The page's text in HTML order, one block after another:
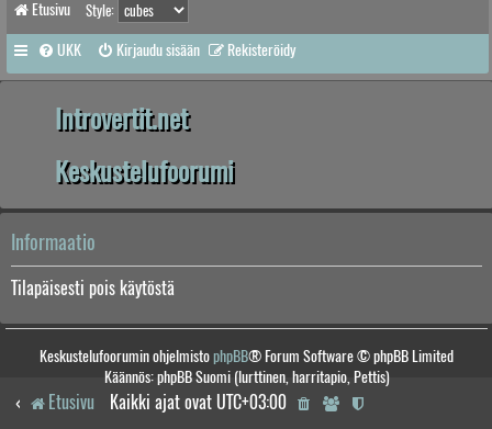
Etusivu Style:
UKK Kirjaudu sisään Rekisteröidy
Introvertit.net
Keskustelufoorumi
Informaatio
Tilapäisesti pois käytöstä
Keskustelufoorumin ohjelmistophpBB® Forum Software © phpBB Limited
Käännös: phpBB Suomi (lurttinen, harritapio, Pettis)
Etusivu Kaikki ajat ovat UTC+03:00